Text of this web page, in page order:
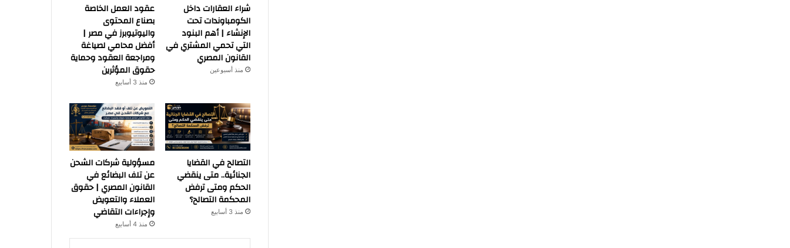
شراء العقارات داخل
الكومباوندات تحت
الإنشاء | أهم البنود
التي تحمي المشتري في
القانون المصري
منذ أسبوعين
عقود العمل الخاصة
بصناع المحتوى
واليوتيوبرز في مصر |
أفضل محامي لصياغة
ومراجعة العقود وحماية
حقوق المؤثرين
منذ 3 أسابيع
التصالح في القضايا
الجنائية.. متى ينقضي
الحكم ومتى ترفض
المحكمة التصالح؟
منذ 3 أسابيع
مسؤولية شركات الشحن
عن تلف البضائع في
القانون المصري | حقوق
العملاء والتعويض
وإجراءات التقاضي
منذ 4 أسابيع